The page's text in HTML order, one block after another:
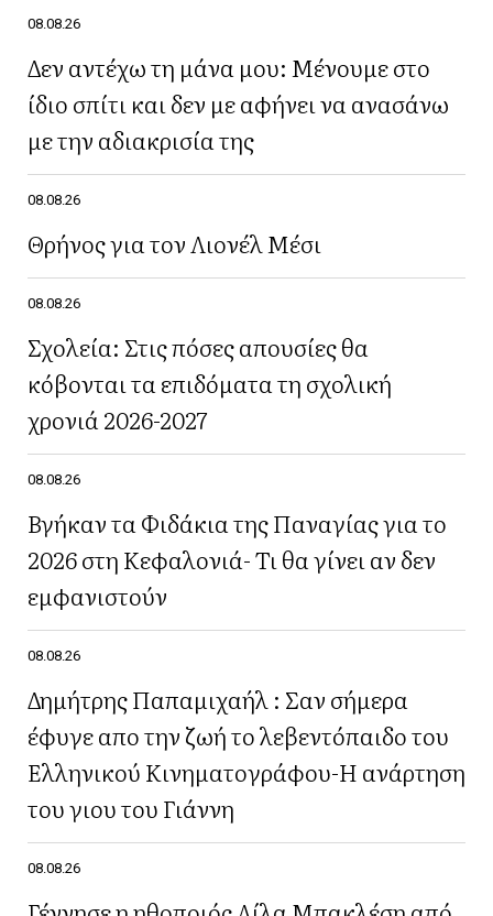
08.08.26
Δεν αντέχω τη μάνα μου: Μένουμε στο
ίδιο σπίτι και δεν με αφήνει να ανασάνω
με την αδιακρισία της
08.08.26
Θρήνος για τον Λιονέλ Μέσι
08.08.26
Σχολεία: Στις πόσες απουσίες θα
κόβονται τα επιδόματα τη σχολική
χρονιά 2026-2027
08.08.26
Βγήκαν τα Φιδάκια της Παναγίας για το
2026 στη Κεφαλονιά- Τι θα γίνει αν δεν
εμφανιστούν
08.08.26
Δημήτρης Παπαμιχαήλ : Σαν σήμερα
έφυγε απο την ζωή το λεβεντόπαιδο του
Ελληνικού Κινηματογράφου-Η ανάρτηση
του γιου του Γιάννη
08.08.26